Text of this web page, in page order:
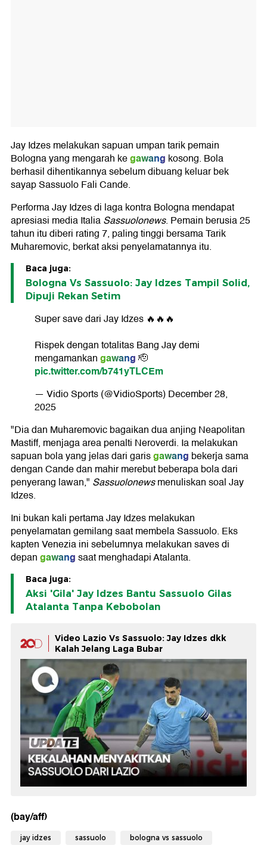
Jay Idzes melakukan sapuan umpan tarik pemain
Bologna yang mengarah kegawang kosong. Bola
berhasil dihentikannya sebelum dibuang keluar bek
sayap Sassuolo Fali Cande.
Performa Jay Idzes di laga kontra Bologna mendapat
apresiasi media ItaliaSassuolonews. Pemain berusia 25
tahun itu diberi rating 7, paling tinggi bersama Tarik
Muharemovic, berkat aksi penyelamatannya itu.
Baca juga:
Bologna Vs Sassuolo: Jay Idzes Tampil Solid,
Dipuji Rekan Setim
Super save dari Jay Idzes 🔥🔥🔥
Rispek dengan totalitas Bang Jay demi
mengamankangawang🫡
pic.twitter.com/b741yTLCEm
— Vidio Sports (@VidioSports)December 28,
2025
"Dia dan Muharemovic bagaikan dua anjing Neapolitan
Mastiff, menjaga area penalti Neroverdi. Ia melakukan
sapuan bola yang jelas dari garisgawang bekerja sama
dengan Cande dan mahir merebut beberapa bola dari
penyerang lawan," Sassuolonewsmenuliskan soal Jay
Idzes.
Ini bukan kali pertama Jay Idzes melakukan
penyelamatan gemilang saat membela Sassuolo. Eks
kapten Venezia ini sebelumnya melakukan saves di
depangawangsaat menghadapi Atalanta.
Baca juga:
Aksi 'Gila' Jay Idzes Bantu Sassuolo Gilas
Atalanta Tanpa Kebobolan
Video Lazio Vs Sassuolo: Jay Idzes dkk
Kalah Jelang Laga Bubar
(bay/aff)
jay idzes sassuolo bologna vs sassuolo